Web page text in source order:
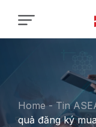
Home - Tin
quả đăng ký